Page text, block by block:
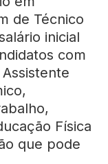
de Técnico
inicial
com
Física
que pode